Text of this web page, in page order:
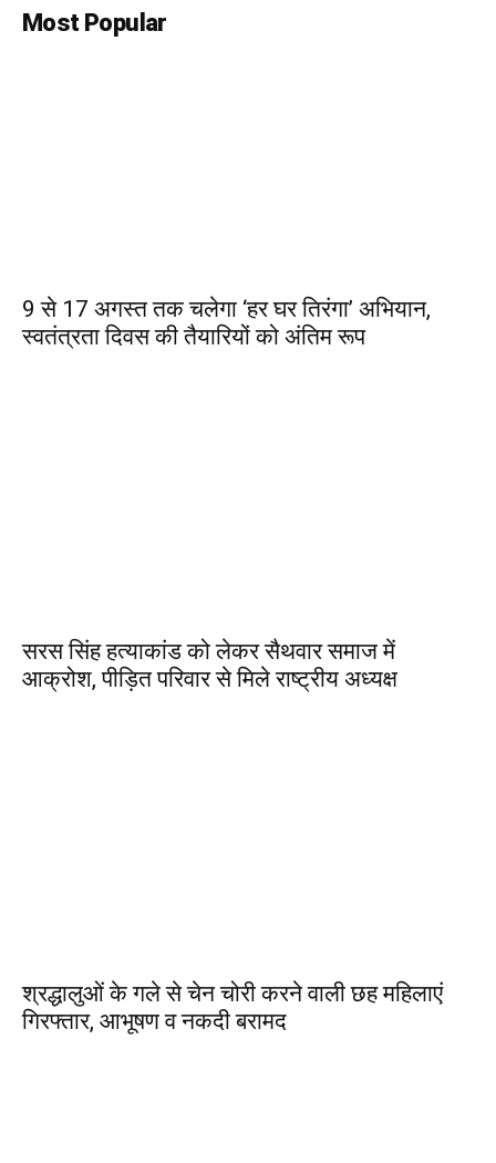
Most Popular
9 से 17 अगस्त तक चलेगा ‘हर घर तिरंगा’ अभियान,
स्वतंत्रता दिवस की तैयारियों को अंतिम रूप
सरस सिंह हत्याकांड को लेकर सैथवार समाज में
आक्रोश, पीड़ित परिवार से मिले राष्ट्रीय अध्यक्ष
श्रद्धालुओं के गले से चेन चोरी करने वाली छह महिलाएं
गिरफ्तार, आभूषण व नकदी बरामद